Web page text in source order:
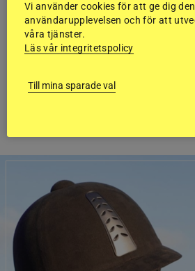
PONNYPAPPAN
Ponnypappan: Kärlek från första gnägget
Vi använder cookies för att ge dig
användarupplevelsen och för att
våra tjänster.
Läs vår integritetspolicy
Till mina sparade val